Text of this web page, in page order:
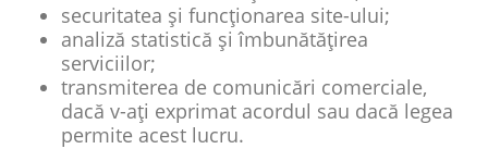
securitatea și funcționarea site-ului;
analiză statistică și îmbunătățirea
serviciilor;
transmiterea de comunicări comerciale,
dacă v-ați exprimat acordul sau dacă legea
permite acest lucru.